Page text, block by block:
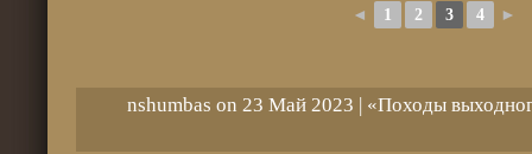
◄ 1 2 3 4 ►
nshumbas on 23 Май 2023 | «Походы